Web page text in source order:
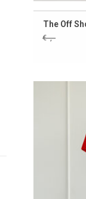
The Off
€--,--